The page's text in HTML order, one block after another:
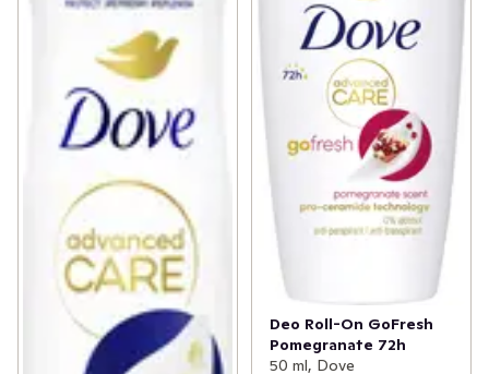
Deo Roll-On GoFresh
Pomegranate 72h
50 ml, Dove